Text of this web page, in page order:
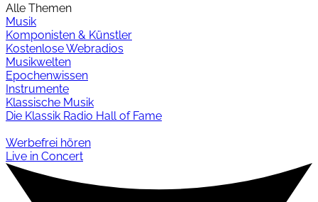
Alle Themen
Musik
Komponisten & Künstler
Kostenlose Webradios
Musikwelten
Epochenwissen
Instrumente
Klassische Musik
Die Klassik Radio Hall of Fame
Werbefrei hören
Live in Concert